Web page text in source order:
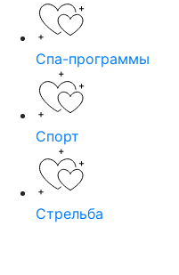
Спа-программы
Спорт
Стрельба